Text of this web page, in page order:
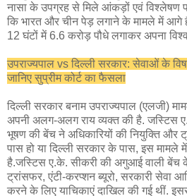
नासा के उपग्रह से मिले आंकड़ों एवं विश्लेषण
कि भारत और चीन पेड़ लगाने के मामले में आगे
12 घंटों में 6.6 करोड़ पौधे लगाकर अपना विश्व
उपराज्यपाल vs दिल्ली सरकार: सेवाओं के
जानिए सुप्रीम कोर्ट का फैसला
दिल्ली सरकार बनाम उपराज्यपाल (एलजी)
अपनी अलग-अलग राय व्यक्त की है. जस्टिस
भूषण की बेंच ने अधिकारियों की नियुक्ति और
पास हो या दिल्ली सरकार के पास, इस
है.जस्टिस ए.के. सीकरी की अगुआई वाली बेंच
ट्रांसफर, एंटी-करप्शन ब्यूरो, सरकारी सेवा
करने के लिए याचिकाएं दाखिल की गई थीं.